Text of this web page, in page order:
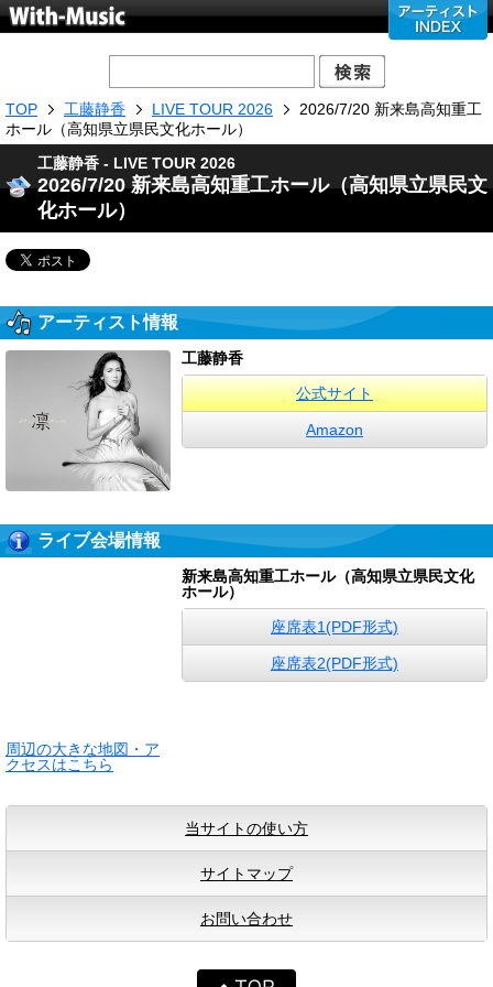
TOP 工藤静香 LIVE TOUR 2026
2026/7/20 新来島高知重工
ホール（高知県立県民文化ホール）
工藤静香 - LIVE TOUR 2026
2026/7/20 新来島高知重工ホール（高知県立県民文
化ホール）
アーティスト情報
工藤静香
公式サイト
Amazon
ライブ会場情報
周辺の大きな地図・ア
クセスはこちら
新来島高知重工ホール（高知県立県民文化
ホール）
座席表1(PDF形式)
座席表2(PDF形式)
当サイトの使い方
サイトマップ
お問い合わせ